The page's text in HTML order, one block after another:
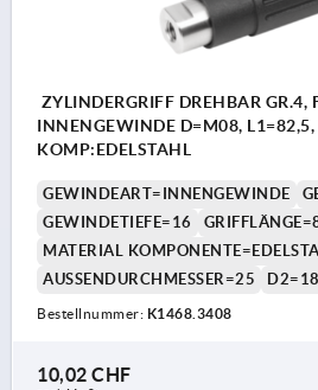
ZYLINDERGRIFF DREHBAR GR.4,
INNENGEWINDE D=M08, L1=82,5,
KOMP:EDELSTAHL
GEWINDEART=INNENGEWINDE
GEWINDETIEFE=16
MATERIAL
AUSSENDURCHMESSER=25
D2=18
Bestellnummer: K1468.3408
10,02 CHF